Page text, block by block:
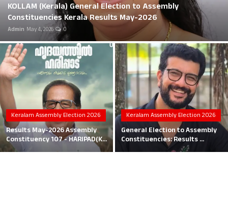
Education
Business
Local News
Earn Money
Tutorials
Malayalam
KOLLAM (Kerala) General Election to Assembly
Constituencies Kerala Results May-2026
Admin May 4, 2026 0
Keralam Assembly Election 2026
Results May-2026 Assembly
Constituency 107 - HARIPAD(K...
Keralam Assembly Election 2026
General Election to Assembly
Constituencies: Results ...